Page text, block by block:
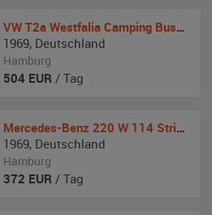
VW T2a Westfalia Camping Bus Bulli
1969, Deutschland
Hamburg
504 EUR / Tag
Mercedes-Benz 220 W 114 Strich-Acht
1969, Deutschland
Hamburg
372 EUR / Tag